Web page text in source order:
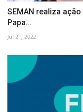
SEMAN realiza
Papa...
Jul 21, 2022